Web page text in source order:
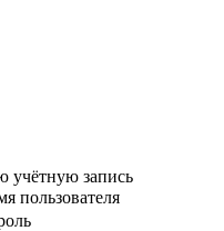
учётную запись
пользователя